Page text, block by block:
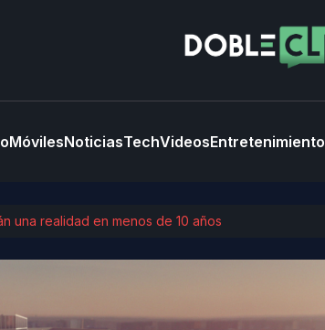
MóvilesNoticiasTechVideosEntretenimiento
una realidad en menos de 10 años